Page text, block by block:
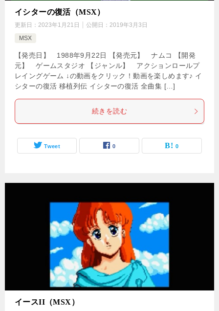
イシターの復活（MSX）
更新日： 2023年1月21日 公開日： 2019年3月3日
MSX
【発売日】 1988年9月22日 【発売元】 ナムコ 【開発
元】 ゲームスタジオ 【ジャンル】 アクションロールプ
レイングゲーム ↓の動画をクリック！動画を楽しめます♪ イ
シターの復活 移植列伝 イシターの復活 全曲集 […]
続きを読む
Tweet 0 0
イースII（MSX）